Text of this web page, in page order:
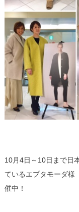
10月4日～10日まで日
ているエプタモーダ様
催中！